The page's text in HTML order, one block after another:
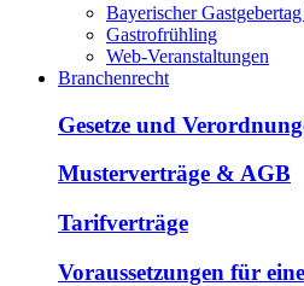
Bayerischer
Gastrofrühling
Web-Veranstaltungen
Branchenrecht
Gesetze und
Musterverträge & AGB
Tarifverträge
Voraussetzungen für